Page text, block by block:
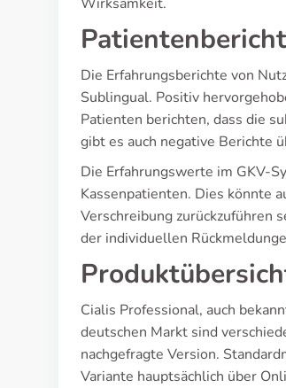
Die Erfahrungsberichte von
Sublingual. Positiv
Patienten berichten, dass die
gibt es auch negative Berichte
Die Erfahrungswerte im GKV-
Kassenpatienten. Dies könnte
Verschreibung zurückzuführen
der individuellen
Cialis Professional, auch
deutschen Markt sind
nachgefragte Version.
Variante hauptsächlich über